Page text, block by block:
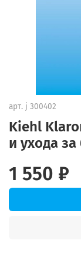
арт. j 300402
Kiehl
и ухода
1 550 ₽